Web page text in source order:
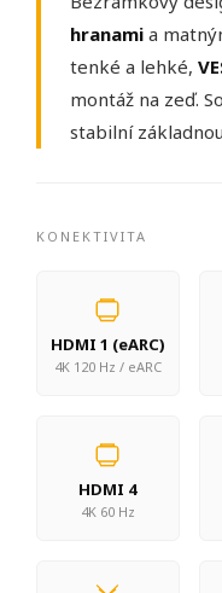
hranami a
tenké a lehké,
montáž na zeď.
stabilní
KONEKTIVITA
HDMI 1 (eARC)
4K 120 Hz / eARC
HDMI 4
4K 60 Hz